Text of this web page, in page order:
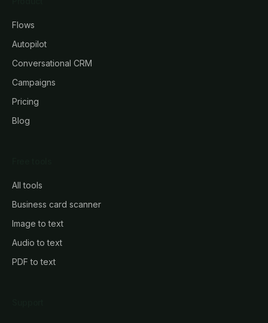
Flows
Autopilot
Conversational CRM
Campaigns
Pricing
Blog
All tools
Business card scanner
Image to text
Audio to text
PDF to text